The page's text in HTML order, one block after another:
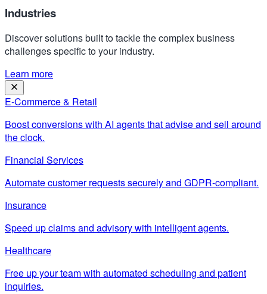
Industries
Discover solutions built to tackle the complex business
challenges specific to your industry.
Learn more
E-Commerce & Retail
Boost conversions with AI agents that advise and sell around
the clock.
Financial Services
Automate customer requests securely and GDPR-compliant.
Insurance
Speed up claims and advisory with intelligent agents.
Healthcare
Free up your team with automated scheduling and patient
inquiries.